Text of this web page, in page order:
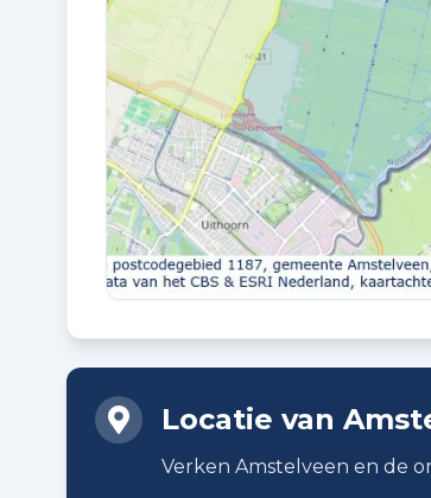
AANGEBODEN SINDS
08-02-2026
Extra kenmerken
Lift
Locatie van
Verken Amstelveen en de